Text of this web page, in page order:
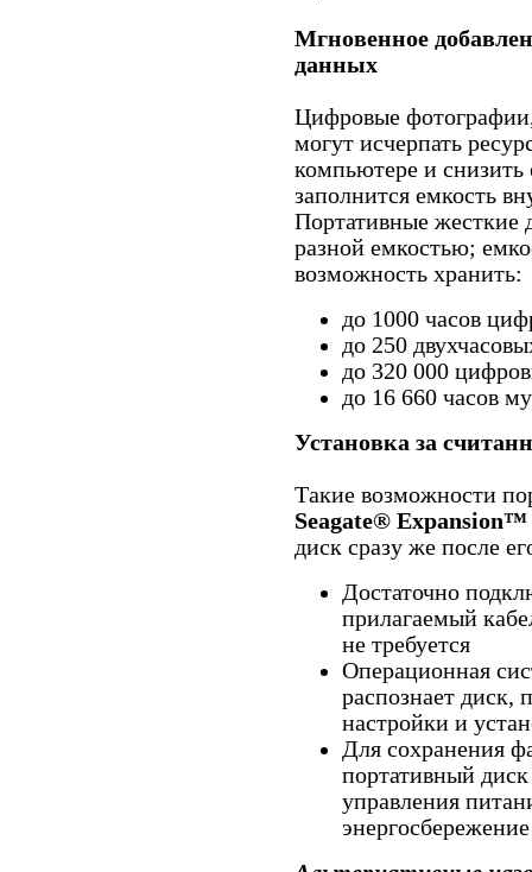
Мгновенное
данных
Цифровые
могут исчерпать
компьютере и снизить
заполнится емкость
Портативные жесткие
разной емкостью;
возможность хранить:
до 1000 часов
до 250
до 320 000
до 16 660 часов
Установка за
Такие возможности
Seagate® Expansion™
диск сразу же после
Достаточно
прилагаемый
не требуется
Операционная
распознает диск,
настройки и
Для сохранения
портативный
управления